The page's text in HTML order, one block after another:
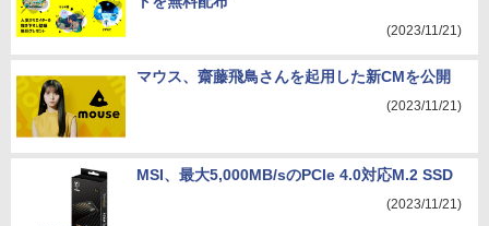
(2023/11/21)
マウス、齋藤飛鳥さんを起用した新CMを公開
(2023/11/21)
MSI、最大5,000MB/sのPCIe 4.0対応M.2 SSD
(2023/11/21)